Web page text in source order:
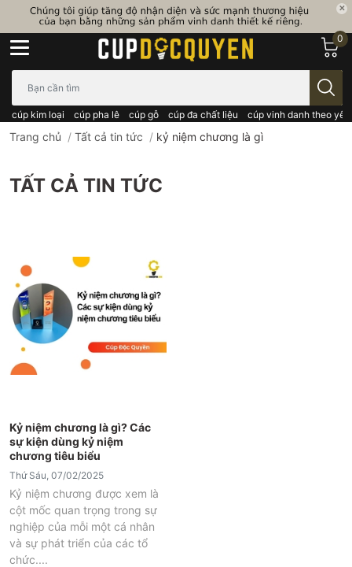
cúp kim loại cúp pha lê cúp gỗ cúp đa chất liệu cúp vinh danh theo
0
Trang chủ / Tất cả tin tức / kỷ niệm chương là gì
TẤT CẢ TIN TỨC
Kỷ niệm chương là gì? Các
sự kiện dùng kỷ niệm
chương tiêu biểu
Thứ Sáu, 07/02/2025
Kỷ niệm chương được xem là
cột mốc quan trọng trong sự
nghiệp của mỗi một cá nhân
và sự phát triển của các tổ
chức....